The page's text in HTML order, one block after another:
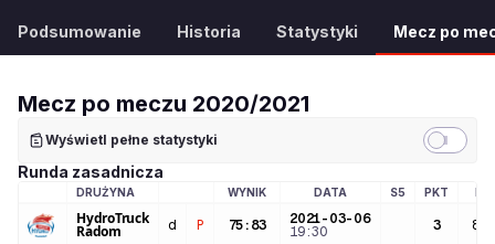
Podsumowanie Historia Statystyki Mecz po
Mecz po meczu 2020/2021
Wyświetl pełne statystyki
Runda zasadnicza
LOGO DRUŻYNY
DRUŻYNA WYNIK DATA S5 PKT
HydroTruck
Radom d P 75 : 83
2021-03-06
19:30
3